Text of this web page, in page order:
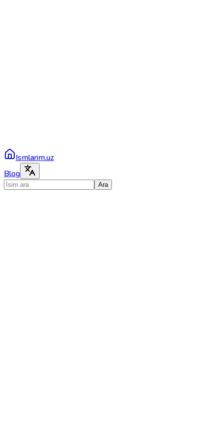
Ismlarim.uz
Blog
Ara